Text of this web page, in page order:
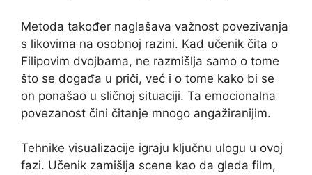
Metoda također naglašava važnost povezivanja
s likovima na osobnoj razini. Kad učenik čita o
Filipovim dvojbama, ne razmišlja samo o tome
što se događa u priči, već i o tome kako bi se
on ponašao u sličnoj situaciji. Ta emocionalna
povezanost čini čitanje mnogo angažiranijim.
Tehnike visualizacije igraju ključnu ulogu u ovoj
fazi. Učenik zamišlja scene kao da gleda film,